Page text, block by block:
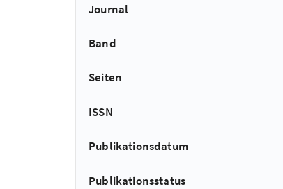
Journal
Band
Seiten
ISSN
Publikationsdatum
Publikationsstatus